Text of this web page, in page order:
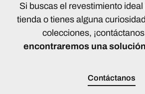
Si buscas el revestimiento
tienda o tienes alguna
colecciones,
encontraremos una
Contáctanos